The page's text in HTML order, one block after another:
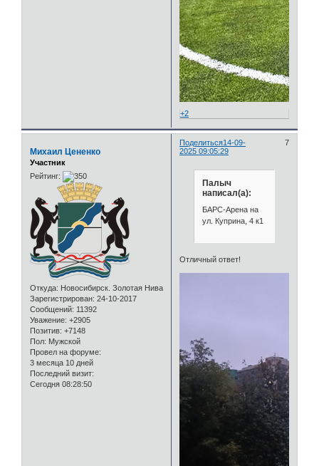
+2
Поделиться 7
14-09-
2025 09:05:29
Михаил Цененко
Участник
Рейтинг:
Откуда: Новосибирск. Золотая Нива
Зарегистрирован: 24-10-2017
Сообщений: 11392
Уважение: +2905
Позитив: +7148
Пол: Мужской
Провел на форуме:
3 месяца 10 дней
Последний визит:
Сегодня 08:28:50
Палыч
написал(а):
БАРС-Арена на
ул. Куприна, 4 к1
Отличный ответ!